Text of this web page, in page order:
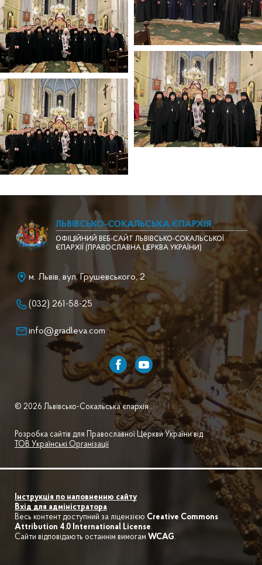
ЛЬВІВСЬКО-СОКАЛЬСЬКА ЄПАРХІЯ
ОФІЦІЙНИЙ ВЕБ-САЙТ ЛЬВІВСЬКО-СОКАЛЬСЬКОЇ
ЄПАРХІЇ (ПРАВОСЛАВНА ЦЕРКВА УКРАЇНИ)
м. Львів, вул. Грушевського, 2
(032) 261-58-25
info@gradleva.com
© 2026 Львівсько-Сокальська єпархія .
Розробка сайтів для Православної Церкви України від
ТОВ Українські Організації
Інструкція по наповненню сайту
Вхід для адміністратора
Весь контент доступний за ліцензією Creative Commons
Attribution 4.0 International License.
Сайти відповідають останнім вимогам WCAG.